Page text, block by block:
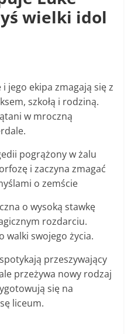
wielki idol
jego ekipa zmagają się z
szkołą i rodziną.
w mroczną
pogrążony w żalu
i zaczyna zmagać
o zemście
o wysoką stawkę
rozdarciu.
walki swojego życia.
przeszywający
przeżywa nowy rodzaj
się na
liceum.